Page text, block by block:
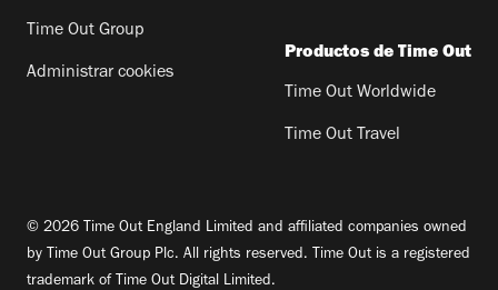
Time Out Group
Administrar cookies
Productos de Time Out
Time Out Worldwide
Time Out Travel
© 2026 Time Out England Limited and affiliated companies owned
by Time Out Group Plc. All rights reserved. Time Out is a registered
trademark of Time Out Digital Limited.